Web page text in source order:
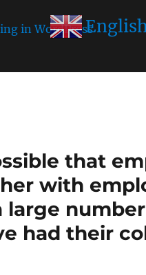
in WordPressfor more
that
with
large
had their